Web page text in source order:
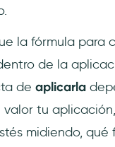
la fórmula para
de la
de aplicarla
valor tu
midiendo, qué